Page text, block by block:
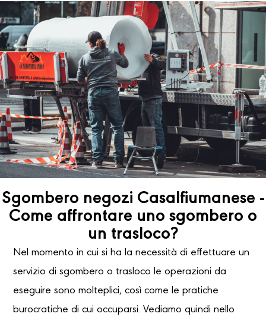
Sgombero negozi Casalfiumanese -
Come affrontare uno sgombero o
un trasloco?
Nel momento in cui si ha la necessità di effettuare un
servizio di sgombero o trasloco le operazioni da
eseguire sono molteplici, così come le pratiche
burocratiche di cui occuparsi. Vediamo quindi nello